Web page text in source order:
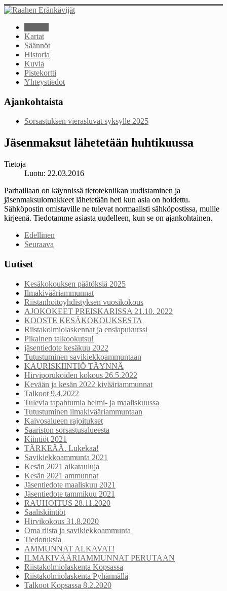
Kartat
Säännöt
Historia
Kuvia
Pistekortti
Yhteystiedot
Ajankohtaista
Sorsastuksen vierasluvat syksylle 2025
Jäsenmaksut lähetetään huhtikuussa
Tietoja
Luotu: 22.03.2016
Parhaillaan on käynnissä tietotekniikan uudistaminen ja
jäsenmaksulomakkeet lähetetään heti kun asia on hoidettu.
Sähköpostin omistaville ne tulevat normaalisti sähköpostissa, muille
kirjeenä. Tiedotamme asiasta uudelleen, kun se on ajankohtainen.
Edellinen
Seuraava
Uutiset
Kesäkokouksen päätöksiä 2025
Ilmakivääriammunnat
Riistanhoitoyhdistyksen vuosikokous
AJOKOKEET PREISKARISSA 21.10. 2022
KOOSTE KESÄKOKOUKSESTA
Riistakolmiolaskennat ja ensiapukurssi
Pikainen talkookutsu!
jäsentiedote kesäkuu 2022
Tutustuminen savikiekkoammuntaan
KAURISKIINTIÖ TÄYNNÄ
Hirviporukoiden kokous 26.5.2022
Kevään ja kesän 2022 kivääriammunnat
Talkoot 9.4.2022
Tulevia tapahtumia helmi- ja maaliskuussa
Tutustuminen ilmakivääriammuntaan
Kaivosalueen rajoitukset
Saariston sorsastusalueesta
Kiintiöt 2021
TÄRKEÄÄ. Lukekaa!
Savikiekkoammunta 2021
Kesän 2021 aikatauluja
Kesän 2021 ammunnat
Jäsentiedote maaliskuu 2021
Jäsentiedote tammikuu 2021
RAUHOITUS 28.11.2020
Saaliskiintiöt
Hirvikokous 31.8.2020
Oma riista ja savikiekkoammunta
Tiedotuksia
AMMUNNAT ALKAVAT!
ILMAKIVÄÄRIAMMUNNAT PERUTAAN
Riistakolmiolaskenta Kopsassa
Riistakolmiolaskenta Pyhännällä
Talkoot Kopsassa 8.2.2020